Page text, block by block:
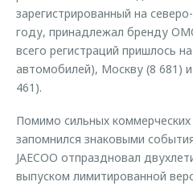
зарегистрированный на
году, принадлежал бренду
всего регистраций пришлось
автомобилей), Москву (8 681)
461).
Помимо сильных коммерческих
запомнился знаковыми
JAECOO отпраздновал
выпуском лимитированной